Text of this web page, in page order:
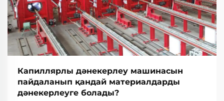
Капиллярлы дәнекерлеу машинасын
пайдаланып қандай материалдарды
дәнекерлеуге болады?